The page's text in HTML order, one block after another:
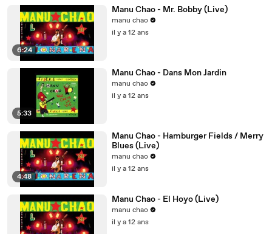
6:24
Manu Chao - Mr. Bobby (Live)
manu chao
il y a 12 ans
5:33
Manu Chao - Dans Mon Jardin
manu chao
il y a 12 ans
4:48
Manu Chao - Hamburger Fields / Merry
Blues (Live)
manu chao
il y a 12 ans
Manu Chao - El Hoyo (Live)
manu chao
il y a 12 ans